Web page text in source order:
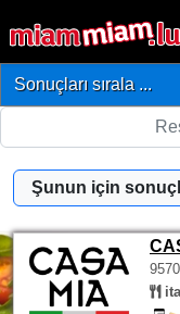
Şunun için